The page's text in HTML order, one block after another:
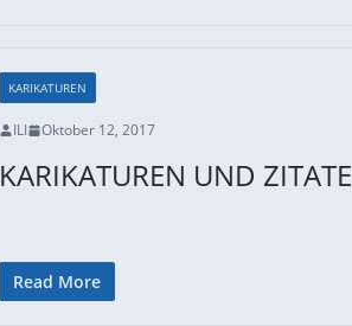
KARIKATUREN
ILI Oktober 12, 2017
KARIKATUREN UND ZITATE
Read More